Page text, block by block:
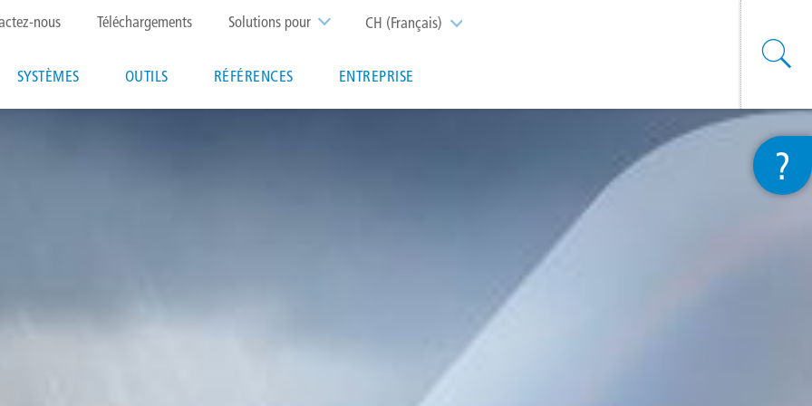
CH (Français) List additional actions
Solutions pour
nous Téléchargements
Main
SYSTÈMES OUTILS RÉFÉRENCES ENTREPRISE
?